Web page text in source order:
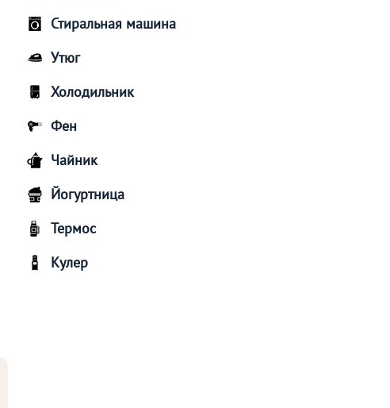
Стиральная машина
Утюг
Холодильник
Фен
Чайник
Йогуртница
Термос
Кулер